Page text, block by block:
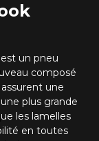
un pneu
composé
une
plus grande
les lamelles
en toutes
le